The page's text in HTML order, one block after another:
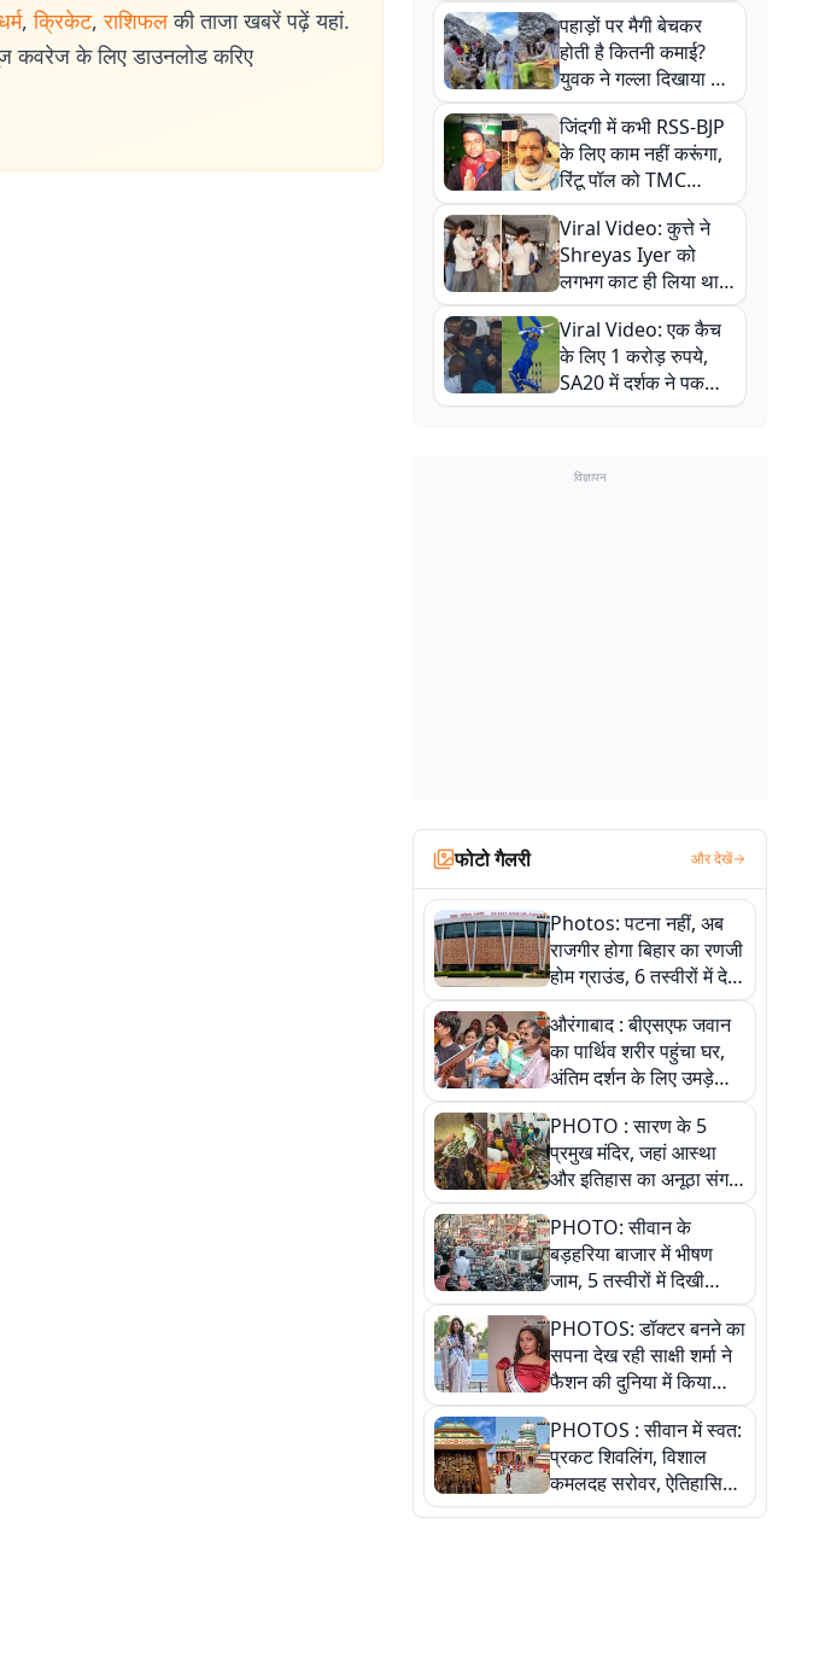
, क्रिकेट, राशिफल की ताजा खबरें पढ़ें यहां.
कवरेज के लिए डाउनलोड करिए
अजित महतो बोले- TMC
की गंदी चाल
पहाड़ों पर मैगी बेचकर
होती है कितनी कमाई?
युवक ने गल्ला दिखाया तो
नौकरी वालों के खड़े हो गए
कान
जिंदगी में कभी RSS-BJP
के लिए काम नहीं करूंगा,
रिंटू पॉल को TMC
ऑफिस में ले जाकर पीटा,
Video वायरल
Viral Video: कुत्ते ने
Shreyas Iyer को
लगभग काट ही लिया था,
न्यूजीलैंड सीरीज से पहले
बाल-बाल बचे
Viral Video: एक कैच
के लिए 1 करोड़ रुपये,
SA20 में दर्शक ने पकड़ा
एक हाथ से गजब का कैच
विज्ञापन
फोटो गैलरी और देखें
Photos: पटना नहीं, अब
राजगीर होगा बिहार का रणजी
होम ग्राउंड, 6 तस्वीरों में देखें
नए स्टेडियम की पूरी कहानी
औरंगाबाद : बीएसएफ जवान
का पार्थिव शरीर पहुंचा घर,
अंतिम दर्शन के लिए उमड़े
लोग
PHOTO : सारण के 5
प्रमुख मंदिर, जहां आस्था
और इतिहास का अनूठा संगम,
तस्वीरों में जानिए
PHOTO: सीवान के
बड़हरिया बाजार में भीषण
जाम, 5 तस्वीरों में दिखी
अव्यवस्था
PHOTOS: डॉक्टर बनने का
सपना देख रही साक्षी शर्मा ने
फैशन की दुनिया में किया
कमाल,जानिए बेगूसराय की
बेटी ने कैसे दी अपने सपनों
को उड़ान
PHOTOS : सीवान में स्वत:
प्रकट शिवलिंग, विशाल
कमलदह सरोवर, ऐतिहासिक
महेंद्रनाथ मंदिर और घंटाघर